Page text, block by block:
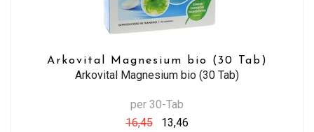
Arkovital Magnesium bio (30 Tab)
Arkovital Magnesium bio (30 Tab)
per 30-Tab
16,45
13,46